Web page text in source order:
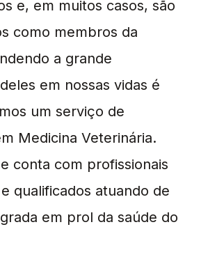
e, em muitos casos, são
como membros da
a grande
em nossas vidas é
um serviço de
Medicina Veterinária.
conta com profissionais
qualificados atuando de
em prol da saúde do